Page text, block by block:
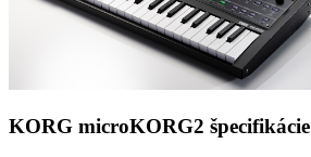
KORG microKORG2 špecifikácie